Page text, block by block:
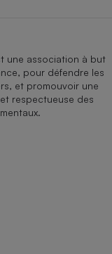
une association à but
pour défendre les
et promouvoir une
respectueuse des